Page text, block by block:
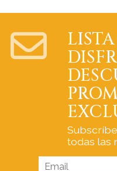
todas las